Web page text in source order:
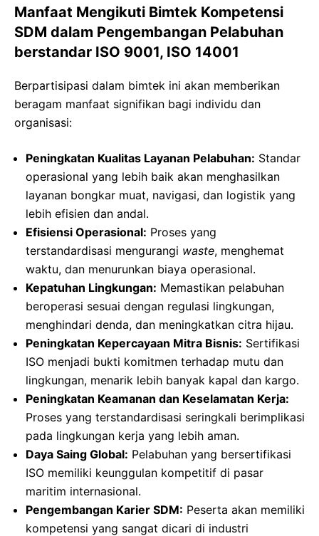
Manfaat Mengikuti Bimtek Kompetensi
SDM dalam Pengembangan Pelabuhan
berstandar ISO 9001, ISO 14001
Berpartisipasi dalam bimtek ini akan memberikan
beragam manfaat signifikan bagi individu dan
organisasi:
Peningkatan Kualitas Layanan Pelabuhan: Standar
operasional yang lebih baik akan menghasilkan
layanan bongkar muat, navigasi, dan logistik yang
lebih efisien dan andal.
Efisiensi Operasional: Proses yang
terstandardisasi mengurangi waste, menghemat
waktu, dan menurunkan biaya operasional.
Kepatuhan Lingkungan: Memastikan pelabuhan
beroperasi sesuai dengan regulasi lingkungan,
menghindari denda, dan meningkatkan citra hijau.
Peningkatan Kepercayaan Mitra Bisnis: Sertifikasi
ISO menjadi bukti komitmen terhadap mutu dan
lingkungan, menarik lebih banyak kapal dan kargo.
Peningkatan Keamanan dan Keselamatan Kerja:
Proses yang terstandardisasi seringkali berimplikasi
pada lingkungan kerja yang lebih aman.
Daya Saing Global: Pelabuhan yang bersertifikasi
ISO memiliki keunggulan kompetitif di pasar
maritim internasional.
Pengembangan Karier SDM: Peserta akan memiliki
kompetensi yang sangat dicari di industri